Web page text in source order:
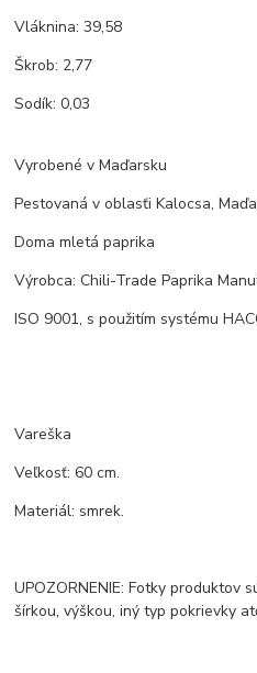
Vláknina: 39,58
Škrob: 2,77
Sodík: 0,03
Vyrobené v Maďarsku
Pestovaná v oblasťi Kalocsa,
Doma mletá paprika
Výrobca: Chili-Trade Paprika
ISO 9001, s použitím systému
Vareška
Veľkosť: 60 cm.
Materiál: smrek.
UPOZORNENIE: Fotky produktov
šírkou, výškou, iný typ pokrievky